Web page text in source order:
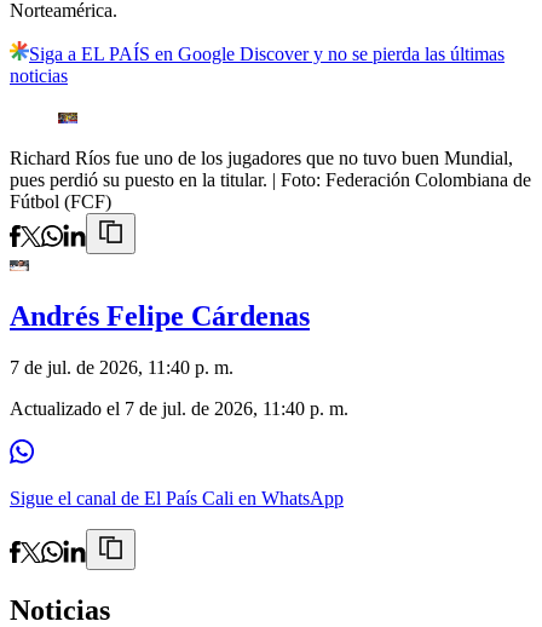
Norteamérica.
Siga a EL PAÍS en Google Discover y no se pierda las últimas
noticias
Richard Ríos fue uno de los jugadores que no tuvo buen Mundial,
pues perdió su puesto en la titular. | Foto: Federación Colombiana de
Fútbol (FCF)
Andrés Felipe Cárdenas
7 de jul. de 2026, 11:40 p. m.
Actualizado el 7 de jul. de 2026, 11:40 p. m.
Sigue el canal de El País Cali en WhatsApp
Noticias